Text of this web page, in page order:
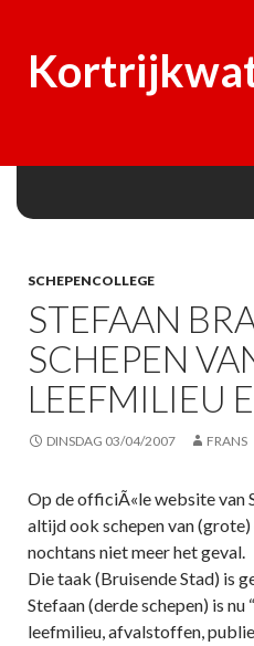
SCHEPENCOLLEGE
STEFAAN
SCHEPEN
LEEFMILIEU
DINSDAG 03/04/2007 FRANS
Op de officiÃ«le website van
altijd ook schepen van
nochtans niet meer het geval.
Die taak (Bruisende Stad) is
Stefaan (derde schepen) is
leefmilieu, afvalstoffen,